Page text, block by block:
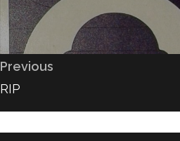
Previous
PREVIOUS
RIP